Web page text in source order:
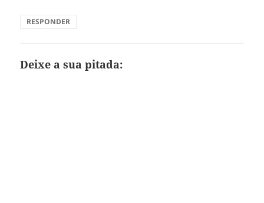
RESPONDER
Deixe a sua pitada: